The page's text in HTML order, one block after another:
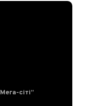
сіті”